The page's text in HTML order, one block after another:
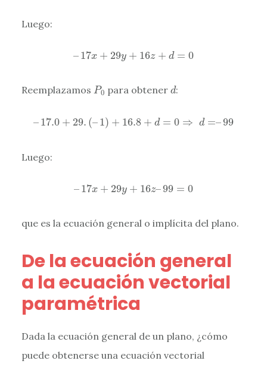
Luego:
–17x + 29y + 16z + d = 0
–17 x +29 y+ 16z+ d =0
Reemplazamos P0
P0 para obtener d
d:
–17.0 + 29. (–1) + 16.8 + d = 0 ⇒ d =–99
– 17.0+ 29.(– 1) +16.8 + = ⇒d =– 99
Luego:
–17x + 29y + 16z–99 = 0
–17 x 29y + 16z– 99= 0
que es la ecuación general o implícita del plano.
De la ecuación general
a la ecuación vectorial
paramétrica
Dada la ecuación general de un plano, ¿cómo
puede obtenerse una ecuación vectorial